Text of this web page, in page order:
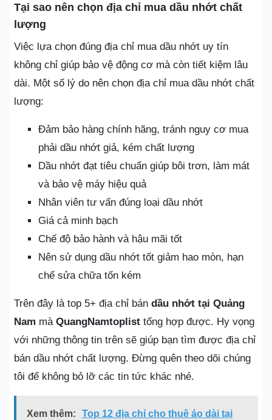
Tại sao nên chọn địa chỉ mua dầu nhớt chất
lượng
Việc lựa chọn đúng địa chỉ mua dầu nhớt uy tín
không chỉ giúp bảo vệ động cơ mà còn tiết kiệm lâu
dài. Một số lý do nên chọn địa chỉ mua dầu nhớt chất
lượng:
Đảm bảo hàng chính hãng, tránh nguy cơ mua
phải dầu nhớt giả, kém chất lượng
Dầu nhớt đạt tiêu chuẩn giúp bôi trơn, làm mát
và bảo vệ máy hiệu quả
Nhân viên tư vấn đúng loại dầu nhớt
Giá cả minh bạch
Chế độ bảo hành và hậu mãi tốt
Nên sử dụng dầu nhớt tốt giảm hao mòn, hạn
chế sửa chữa tốn kém
Trên đây là top 5+ địa chỉ bán dầu nhớt tại Quảng
Nam mà QuangNamtoplist tổng hợp được. Hy vọng
với những thông tin trên sẽ giúp bạn tìm được địa chỉ
bán dầu nhớt chất lượng. Đừng quên theo dõi chúng
tôi để không bỏ lỡ các tin tức khác nhé.
Xem thêm: Top 12 địa chỉ cho thuê áo dài tại